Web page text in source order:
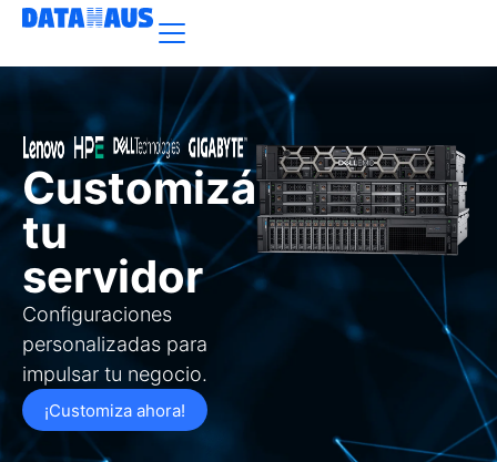
Customizá
tu
servidor
Configuraciones
personalizadas para
impulsar tu negocio.
¡Customiza ahora!